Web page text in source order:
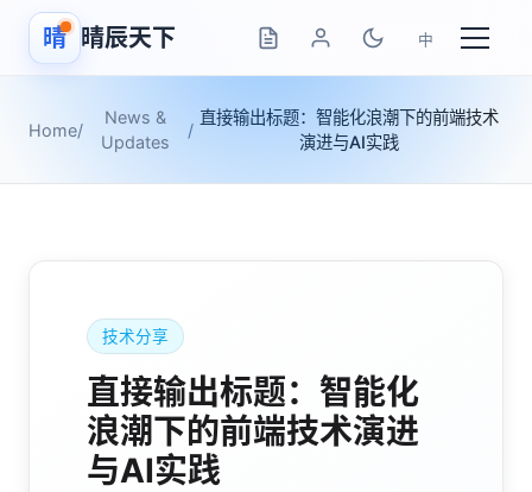
晴 晴辰天下 中
Home/
News &
Updates
/
直接输出标题：智能化浪潮下的前端技术
演进与AI实践
技术分享
直接输出标题：智能化
浪潮下的前端技术演进
与AI实践